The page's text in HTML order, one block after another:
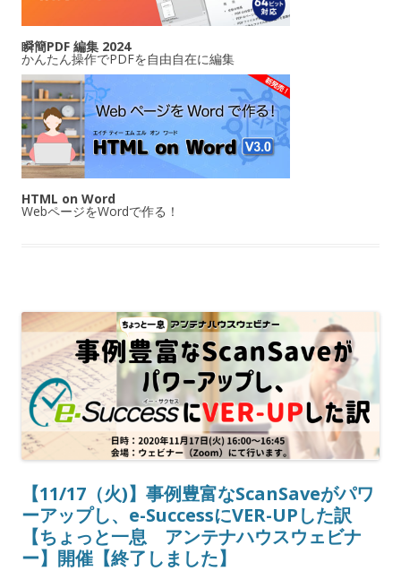
瞬簡PDF 編集 2024
かんたん操作でPDFを自由自在に編集
HTML on Word
WebページをWordで作る！
【11/17（火)】事例豊富なScanSaveがパワ
ーアップし、e-SuccessにVER-UPした訳
【ちょっと一息 アンテナハウスウェビナ
ー】開催【終了しました】